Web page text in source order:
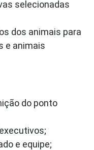
selecionadas
dos animais para
e animais
do ponto
e equipe;